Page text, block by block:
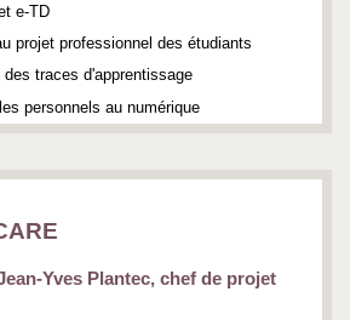
Yves Plantec, chef de projet
e-TD
projet professionnel des étudiants
traces d'apprentissage
personnels au numérique